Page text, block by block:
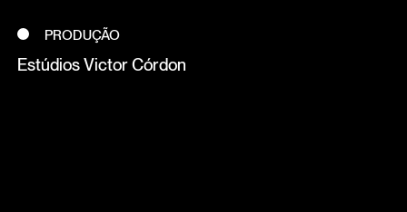
PRODUÇÃO
Estúdios Victor Córdon